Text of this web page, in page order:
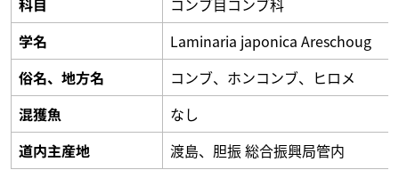
科目
コンブ目コンブ科
学名
Laminaria japonica Areschoug
俗名、地方名
コンブ、ホンコンブ、ヒロメ
混獲魚
なし
道内主産地
渡島、胆振 総合振興局管内